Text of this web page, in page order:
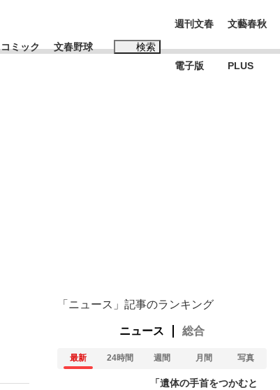
代表“敗戦”の真実 選手が明かす...
コミック 文春野球 検索
週刊文春
電子版
文藝春秋
PLUS
「ニュース」記事のランキング
ニュース 総合
最新 24時間 週間 月間 写真
「遺体の手首をつかむと